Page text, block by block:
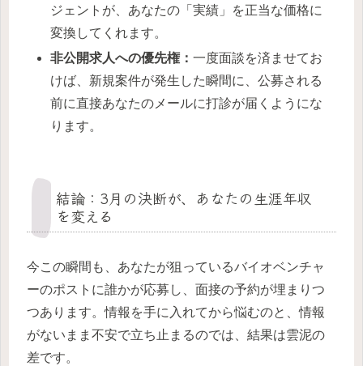
ジェントが、あなたの「実績」を正当な価格に
変換してくれます。
非公開求人への優先権：一度面談を済ませてお
けば、新規案件が発生した瞬間に、公募される
前に直接あなたのメールに打診が届くようにな
ります。
結論：3月の決断が、あなたの生涯年収
を変える
今この瞬間も、あなたが狙っているバイオベンチャ
ーのポストに誰かが応募し、面接の予約が埋まりつ
つあります。情報を手に入れてから悩むのと、情報
がないまま不安で立ち止まるのでは、結果は雲泥の
差です。